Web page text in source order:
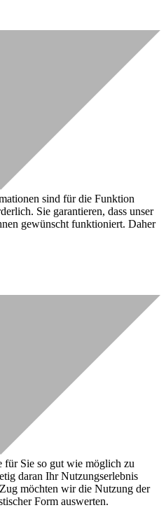
sind für die Funktion
Sie garantieren, dass unser
gewünscht funktioniert. Daher
für Sie so gut wie möglich zu
daran Ihr Nutzungserlebnis
möchten wir die Nutzung der
Form auswerten.